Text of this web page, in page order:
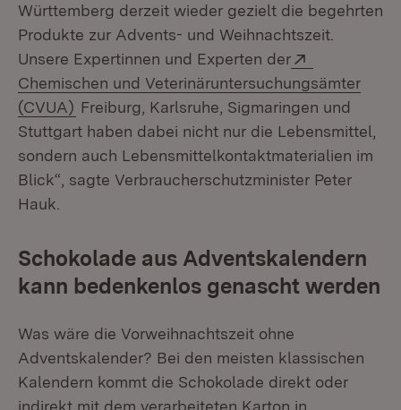
Württemberg derzeit wieder gezielt die begehrten
Produkte zur Advents- und Weihnachtszeit.
Unsere Expertinnen und Experten der
Chemischen und Veterinäruntersuchungsämter
(CVUA) (Öffnet in neuem Fenster)
Freiburg, Karlsruhe, Sigmaringen und
Stuttgart haben dabei nicht nur die Lebensmittel,
sondern auch Lebensmittelkontaktmaterialien im
Blick“, sagte Verbraucherschutzminister Peter
Hauk.
Schokolade aus Adventskalendern
kann bedenkenlos genascht werden
Was wäre die Vorweihnachtszeit ohne
Adventskalender? Bei den meisten klassischen
Kalendern kommt die Schokolade direkt oder
indirekt mit dem verarbeiteten Karton in